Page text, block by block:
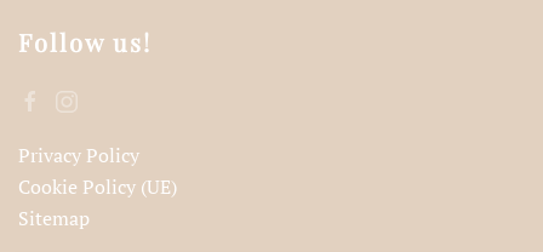
Follow us!
Privacy Policy
Cookie Policy (UE)
Sitemap